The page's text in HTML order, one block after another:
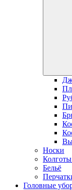
Носки
Колготы
Бельё
Головные